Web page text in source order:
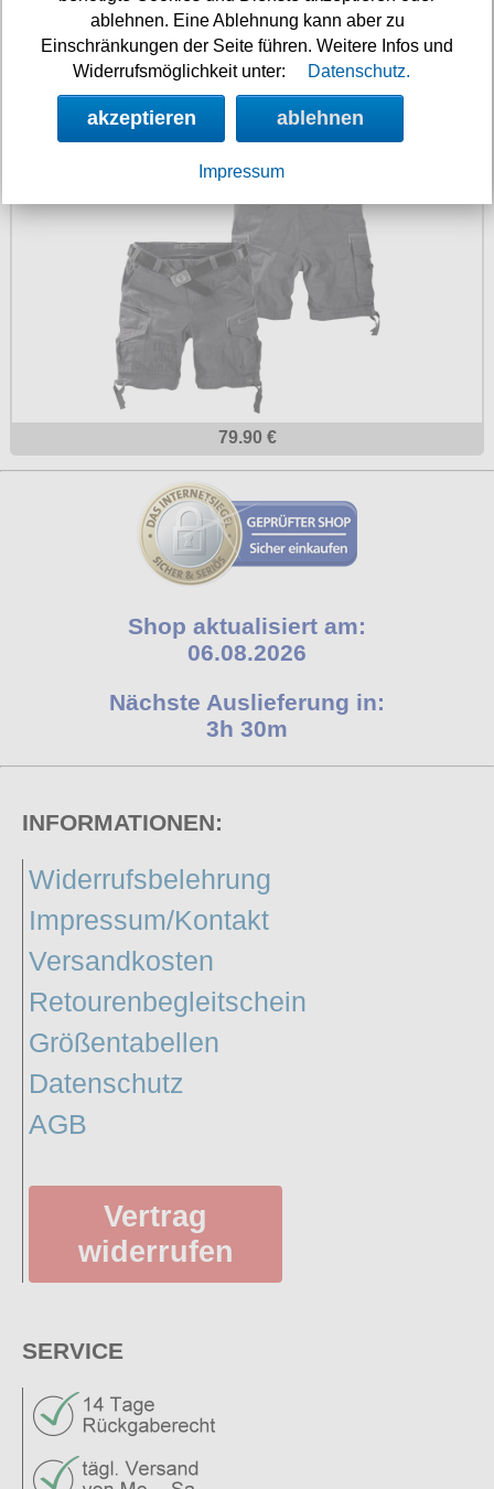
99.90 €
Thor Steinar Cargoshorts Harald
79.90 €
Shop aktualisiert am:
06.08.2026
Nächste Auslieferung in:
3h 30m
INFORMATIONEN:
Widerrufsbelehrung
Impressum/Kontakt
Versandkosten
Retourenbegleitschein
Größentabellen
Datenschutz
AGB
Vertrag
widerrufen
SERVICE
ablehnen. Eine Ablehnung kann aber zu
Einschränkungen der Seite führen. Weitere Infos und
Widerrufsmöglichkeit unter:
Datenschutz.
akzeptieren ablehnen
Impressum